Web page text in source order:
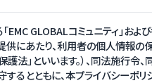
EMC GLOBALコミュニティ」およ
提供にあたり、利用者の個人情報の
」といいます。）、同法施行令、
るとともに、本プライバシーポリ